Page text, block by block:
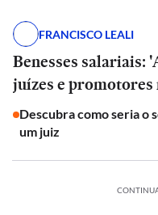
FRANCISCO LEALI
Benesses salariais:
juízes e
Descubra como seria o
um juiz